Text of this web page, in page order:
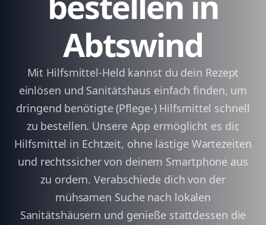
Abtswind
Mit Hilfsmittel-Held kannst du dein Rezept
einlösen und Sanitätshaus einfach finden, um
dringend benötigte (Pflege-) Hilfsmittel schnell
zu bestellen. Unsere App ermöglicht es dir,
Hilfsmittel in Echtzeit, ohne lästige Wartezeiten
und rechtssicher von deinem Smartphone aus
zu ordern. Verabschiede dich von der
mühsamen Suche nach lokalen
Sanitätshäusern und genieße stattdessen die